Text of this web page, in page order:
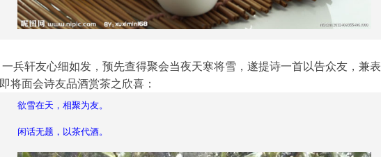
一兵轩友心细如发，预先查得聚会当夜天寒将雪，遂提诗一首以告众友，兼表
即将面会诗友品酒赏茶之欣喜：
欲雪在天， 相聚为友。
闲话无题， 以茶代酒。